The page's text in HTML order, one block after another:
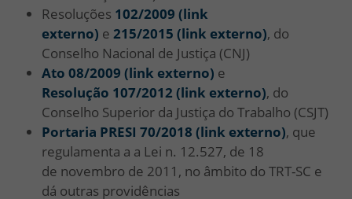
Resoluções 102/2009 (link
externo) e 215/2015 (link externo), do
Conselho Nacional de Justiça (CNJ)
Ato 08/2009 (link externo) e
Resolução 107/2012 (link externo), do
Conselho Superior da Justiça do Trabalho (CSJT)
Portaria PRESI 70/2018 (link externo), que
regulamenta a a Lei n. 12.527, de 18
de novembro de 2011, no âmbito do TRT-SC e
dá outras providências